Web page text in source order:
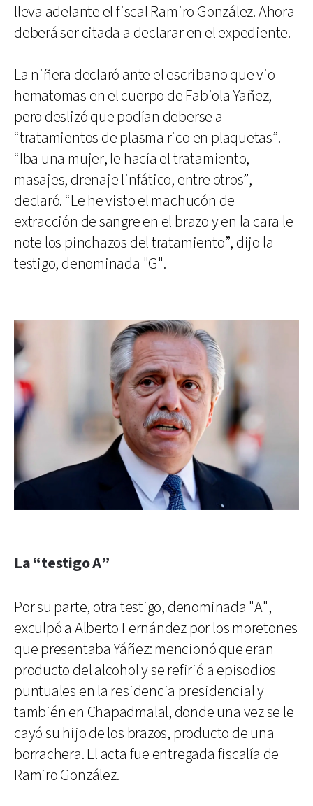
lleva adelante el fiscal Ramiro González. Ahora
deberá ser citada a declarar en el expediente.
La niñera declaró ante el escribano que vio
hematomas en el cuerpo de Fabiola Yañez,
pero deslizó que podían deberse a
“tratamientos de plasma rico en plaquetas”.
“Iba una mujer, le hacía el tratamiento,
masajes, drenaje linfático, entre otros”,
declaró. “Le he visto el machucón de
extracción de sangre en el brazo y en la cara le
note los pinchazos del tratamiento”, dijo la
testigo, denominada "G".
La “testigo A”
Por su parte, otra testigo, denominada "A",
exculpó a Alberto Fernández por los moretones
que presentaba Yáñez: mencionó que eran
producto del alcohol y se refirió a episodios
puntuales en la residencia presidencial y
también en Chapadmalal, donde una vez se le
cayó su hijo de los brazos, producto de una
borrachera. El acta fue entregada fiscalía de
Ramiro González.